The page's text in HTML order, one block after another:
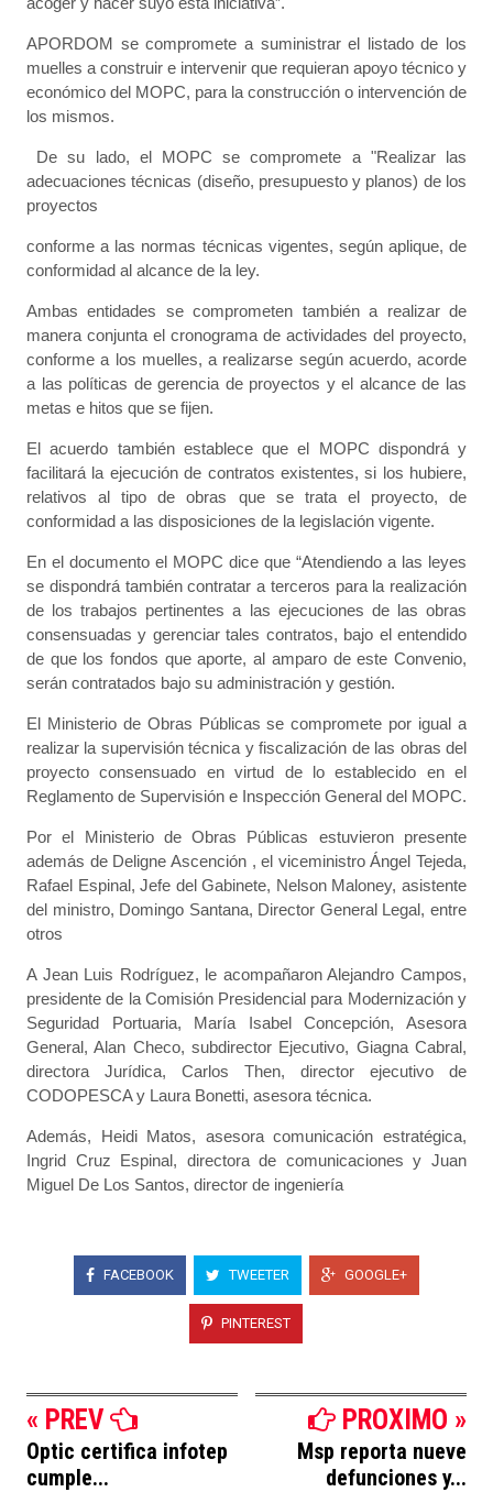
APORDOM se compromete a suministrar el listado de los
muelles a construir e intervenir que requieran apoyo técnico y
económico del MOPC, para la construcción o intervención de
los mismos.
De su lado, el MOPC se compromete a "Realizar las
adecuaciones técnicas (diseño, presupuesto y planos) de los
proyectos
conforme a las normas técnicas vigentes, según aplique, de
conformidad al alcance de la ley.
Ambas entidades se comprometen también a realizar de
manera conjunta el cronograma de actividades del proyecto,
conforme a los muelles, a realizarse según acuerdo, acorde
a las políticas de gerencia de proyectos y el alcance de las
metas e hitos que se fijen.
El acuerdo también establece que el MOPC dispondrá y
facilitará la ejecución de contratos existentes, si los hubiere,
relativos al tipo de obras que se trata el proyecto, de
conformidad a las disposiciones de la legislación vigente.
En el documento el MOPC dice que “Atendiendo a las leyes
se dispondrá también contratar a terceros para la realización
de los trabajos pertinentes a las ejecuciones de las obras
consensuadas y gerenciar tales contratos, bajo el entendido
de que los fondos que aporte, al amparo de este Convenio,
serán contratados bajo su administración y gestión.
El Ministerio de Obras Públicas se compromete por igual a
realizar la supervisión técnica y fiscalización de las obras del
proyecto consensuado en virtud de lo establecido en el
Reglamento de Supervisión e Inspección General del MOPC.
Por el Ministerio de Obras Públicas estuvieron presente
además de Deligne Ascención , el viceministro Ángel Tejeda,
Rafael Espinal, Jefe del Gabinete, Nelson Maloney, asistente
del ministro, Domingo Santana, Director General Legal, entre
otros
A Jean Luis Rodríguez, le acompañaron Alejandro Campos,
presidente de la Comisión Presidencial para Modernización y
Seguridad Portuaria, María Isabel Concepción, Asesora
General, Alan Checo, subdirector Ejecutivo, Giagna Cabral,
directora Jurídica, Carlos Then, director ejecutivo de
CODOPESCA y Laura Bonetti, asesora técnica.
Además, Heidi Matos, asesora comunicación estratégica,
Ingrid Cruz Espinal, directora de comunicaciones y Juan
Miguel De Los Santos, director de ingeniería
FACEBOOK TWEETER GOOGLE+
PINTEREST
« PREV
Optic certifica infotep
cumple...
PROXIMO »
Msp reporta nueve
defunciones y...